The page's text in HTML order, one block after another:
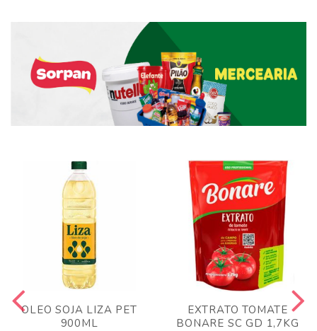
OLEO SOJA LIZA PET
900ML
EXTRATO TOMATE
BONARE SC GD 1,7KG